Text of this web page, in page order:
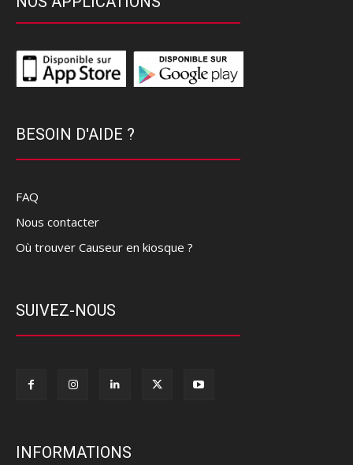
BESOIN D'AIDE ?
FAQ
Nous contacter
Où trouver Causeur en kiosque ?
SUIVEZ-NOUS
INFORMATIONS